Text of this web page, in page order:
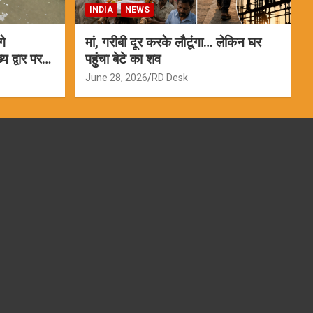
पर
INDIA NEWS
मां, गरीबी दूर करके लौटूंगा… लेकिन घर
पहुंचा बेटे का शव
June 28, 2026 RD Desk